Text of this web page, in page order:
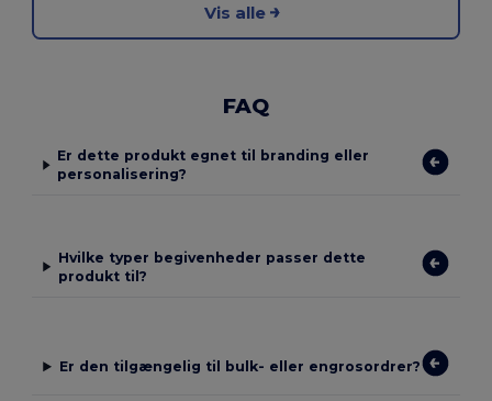
Vis alle
FAQ
Er dette produkt egnet til branding eller
personalisering?
Hvilke typer begivenheder passer dette
produkt til?
Er den tilgængelig til bulk- eller engrosordrer?